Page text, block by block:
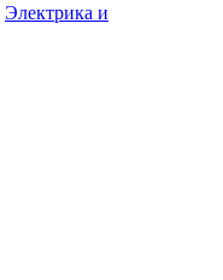
Электрика и